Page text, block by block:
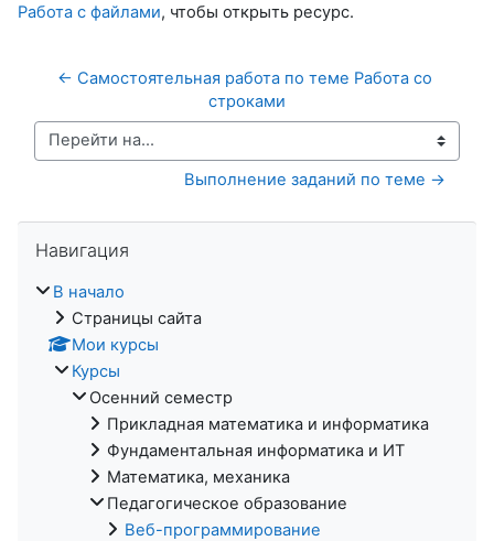
Работа с файлами, чтобы открыть ресурс.
← Самостоятельная работа по теме Работа со
строками
Перейти на...
Выполнение заданий по теме →
Навигация
В начало
Страницы сайта
Мои курсы
Курсы
Осенний семестр
Прикладная математика и информатика
Фундаментальная информатика и ИТ
Математика, механика
Педагогическое образование
Веб-программирование